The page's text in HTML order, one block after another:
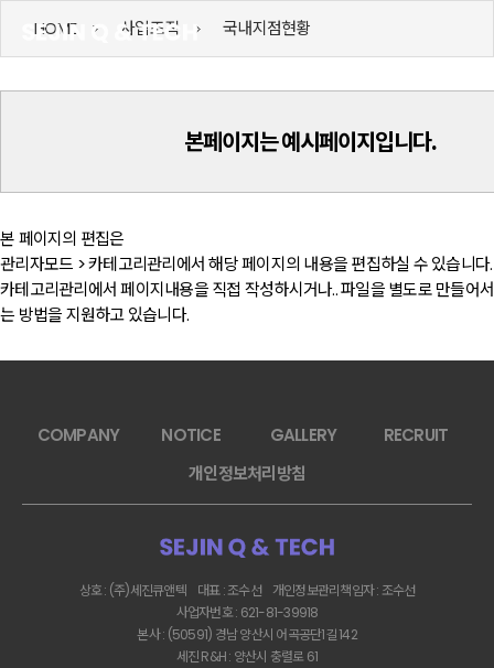
HOME 사업조직 국내지점현황
본페이지는 예시페이지입니다.
본 페이지의 편집은
관리자모드 > 카테고리관리에서 해당 페이지의 내용을 편집하실 수 있습니다.
는 방법을 지원하고 있습니다.
COMPANY NOTICE GALLERY
RECRUIT
개인정보처리방침
상호 : (주)세진큐앤텍 대표 : 조수선
개인정보관리책임자 : 조수선
사업자번호 : 621-81-39918
본사 : (50591) 경남 양산시 어곡공단1길 142
세진 R&H : 양산시 충렬로 61